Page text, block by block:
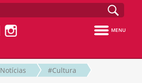
MENU
Notícias #Cultura